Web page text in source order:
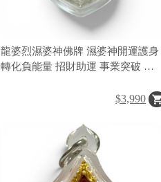
龍婆烈濕婆神佛牌 濕婆神開運護身
轉化負能量 招財助運 事業突破 平
$3,990